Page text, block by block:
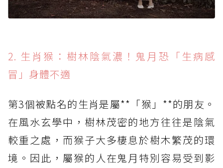
2. 生肖猴：樹林陰氣濃！鬼月恐「生病感
冒」身體不適
第3個被點名的生肖是屬**「猴」**的朋友。
在風水玄學中，樹林茂密的地方往往是陰氣
較重之處，而猴子大多棲息於樹木繁茂的環
境。因此，屬猴的人在鬼月特別容易受到影